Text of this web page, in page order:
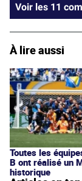
Voir
À lire aussi
Toutes les
B ont réalisé un
historique